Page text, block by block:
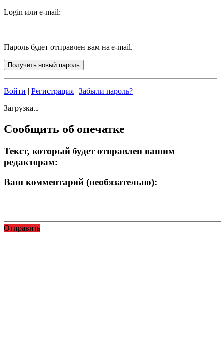
Login или e-mail:
Пароль будет отправлен вам на e-mail.
Войти | Регистрация | Забыли пароль?
Загрузка...
Сообщить об опечатке
Текст, который будет отправлен нашим
редакторам:
Ваш комментарий (необязательно):
Отправить